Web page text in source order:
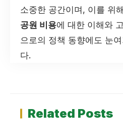
소중한 공간이며, 이를 위
공원 비용에 대한 이해와
으로의 정책 동향에도 눈
다.
Related Posts